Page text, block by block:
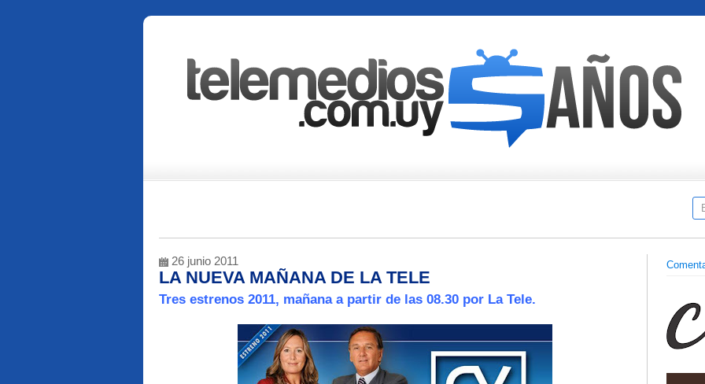
26 junio 2011
LA NUEVA MAÑANA DE LA TELE
Tres estrenos 2011, mañana a partir de las 08.30 por La Tele.